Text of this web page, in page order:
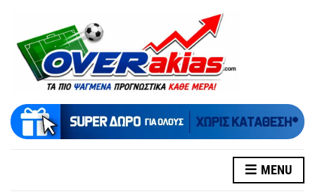
MENU